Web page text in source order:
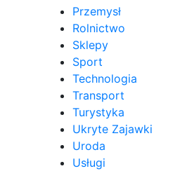
Przemysł
Rolnictwo
Sklepy
Sport
Technologia
Transport
Turystyka
Ukryte Zajawki
Uroda
Usługi